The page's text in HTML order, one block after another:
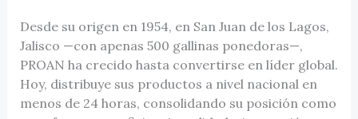
Desde su origen en 1954, en San Juan de los Lagos,
Jalisco —con apenas 500 gallinas ponedoras—,
PROAN ha crecido hasta convertirse en líder global.
Hoy, distribuye sus productos a nivel nacional en
menos de 24 horas, consolidando su posición como